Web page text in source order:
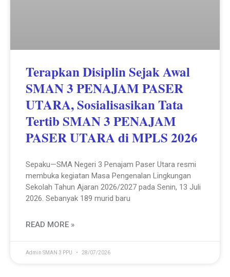
Terapkan Disiplin Sejak Awal
SMAN 3 PENAJAM PASER
UTARA, Sosialisasikan Tata
Tertib SMAN 3 PENAJAM
PASER UTARA di MPLS 2026
Sepaku—SMA Negeri 3 Penajam Paser Utara resmi
membuka kegiatan Masa Pengenalan Lingkungan
Sekolah Tahun Ajaran 2026/2027 pada Senin, 13 Juli
2026. Sebanyak 189 murid baru
READ MORE »
Admin SMAN 3 PPU 28/07/2026